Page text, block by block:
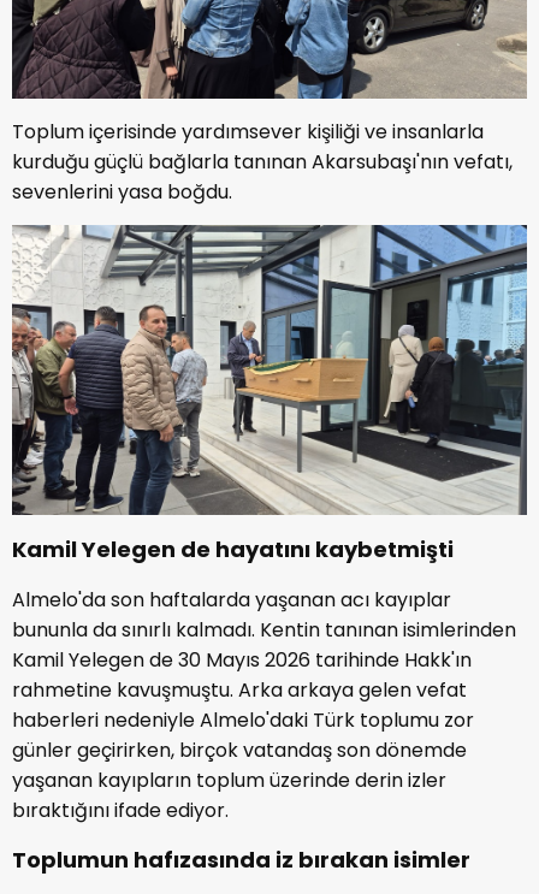
Toplum içerisinde yardımsever kişiliği ve insanlarla
kurduğu güçlü bağlarla tanınan Akarsubaşı'nın vefatı,
sevenlerini yasa boğdu.
Kamil Yelegen de hayatını kaybetmişti
Almelo'da son haftalarda yaşanan acı kayıplar
bununla da sınırlı kalmadı. Kentin tanınan isimlerinden
Kamil Yelegen de 30 Mayıs 2026 tarihinde Hakk'ın
rahmetine kavuşmuştu. Arka arkaya gelen vefat
haberleri nedeniyle Almelo'daki Türk toplumu zor
günler geçirirken, birçok vatandaş son dönemde
yaşanan kayıpların toplum üzerinde derin izler
bıraktığını ifade ediyor.
Toplumun hafızasında iz bırakan isimler